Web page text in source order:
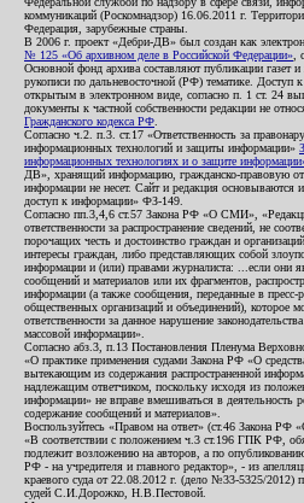
коммуникаций (Роскомнадзор) 16.06.2011 г.
Федерация, зарубежные страны.
В 2006 г. проект «Дебри-ДВ» был создан как
№ 125 «Об архивном деле в Российской Федерации»
Основной фонд архива составляют публикации газет
рукописи по дальневосточной (РФ) тематике. Доступ
открытым в электронном виде, согласно п. 1 ст. 24
документы к частной собственности редакции не
Гражданского кодекса РФ
Согласно ч.2. п.3. ст.17 «Ответственность за
информационных технологий и защиты информации»
информационных технологиях и о защите
ДВ», хранящий информацию, гражданско-правовую
информации не несет. Сайт и редакция основываются
доступ к информации» ФЗ-149.
Согласно пп.3,4,6 ст.57 Закона РФ «О СМИ»,
ответственности за распространение сведений, не
порочащих честь и достоинство граждан и
интересы граждан, либо представляющих собой
информации и (или) правами журналиста: ...если они
сообщений и материалов или их фрагментов,
информации (а также сообщения, переданные в пресс-
общественных организаций и объединений), которое
ответственности за данное нарушение
массовой информации».
Согласно абз.3, п.13 Постановления Пленума
«О практике применения судами Закона РФ «О
вытекающим из содержания распространенной
надлежащим ответчиком, поскольку исходя из
информации» не вправе вмешиваться в деятельность
содержание сообщений и материалов».
Воспользуйтесь «Правом на ответ» (ст.46 Закона РФ
«В соответствии с положением ч.3 ст.196 ГПК РФ,
подлежит возложению на авторов, а по
РФ - на учредителя и главного редактор», - из
краевого суда от 22.08.2012 г. (дело №33-5325/2012)
судей С.И.Дорожко, Н.В.Пестовой.